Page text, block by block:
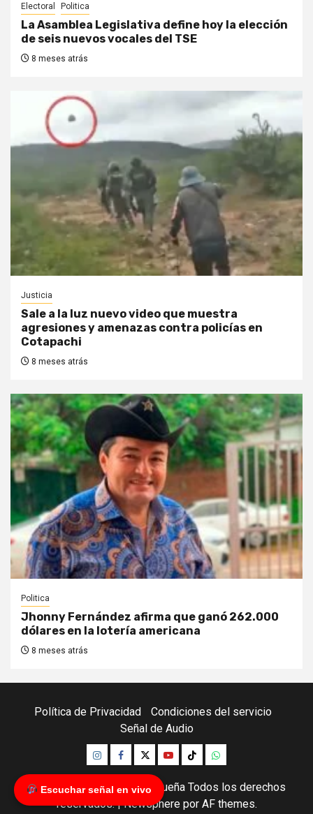
Escuchar señal en vivo
Electoral Politica
La Asamblea Legislativa define hoy la elección
de seis nuevos vocales del TSE
8 meses atrás
Justicia
Sale a la luz nuevo video que muestra
agresiones y amenazas contra policías en
Cotapachi
8 meses atrás
Politica
Jhonny Fernández afirma que ganó 262.000
dólares en la lotería americana
8 meses atrás
Política de Privacidad
Condiciones del servicio
Señal de Audio
InstagramFacebook
TwitterYoutubeTikTokWhatsapp
Copyright © Red Chuquisaqueña Todos los derechos
reservados.|Newspherepor AF themes.